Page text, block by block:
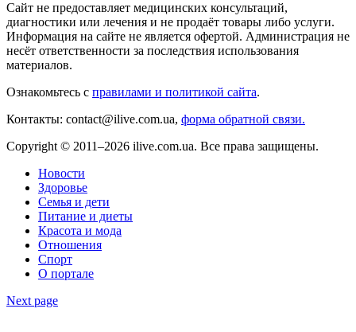
Сайт не предоставляет медицинских консультаций,
диагностики или лечения и не продаёт товары либо услуги.
Информация на сайте не является офертой. Администрация не
несёт ответственности за последствия использования
материалов.
Ознакомьтесь с правилами и политикой сайта.
Контакты: contact@ilive.com.ua, форма обратной связи.
Copyright © 2011–2026 ilive.com.ua. Все права защищены.
Новости
Здоровье
Семья и дети
Питание и диеты
Красота и мода
Отношения
Спорт
О портале
Next page